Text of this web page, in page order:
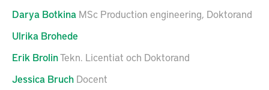
Darya Botkina MSc Production engineering, Doktorand
Ulrika Brohede
Erik BrolinTekn. Licentiat och Doktorand
Jessica Bruch Docent